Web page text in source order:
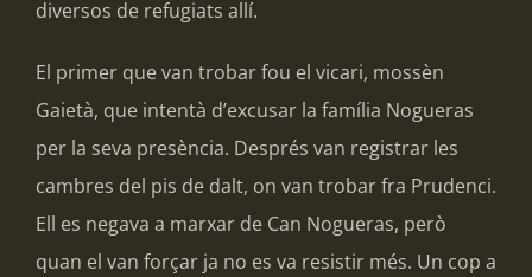
diversos de refugiats allí.
El primer que van trobar fou el vicari, mossèn
Gaietà, que intentà d’excusar la família Nogueras
per la seva presència. Després van registrar les
cambres del pis de dalt, on van trobar fra Prudenci.
Ell es negava a marxar de Can Nogueras, però
quan el van forçar ja no es va resistir més. Un cop a